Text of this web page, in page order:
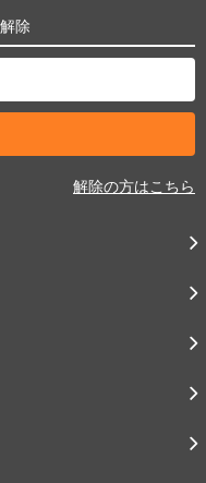
除
解除の方はこちら